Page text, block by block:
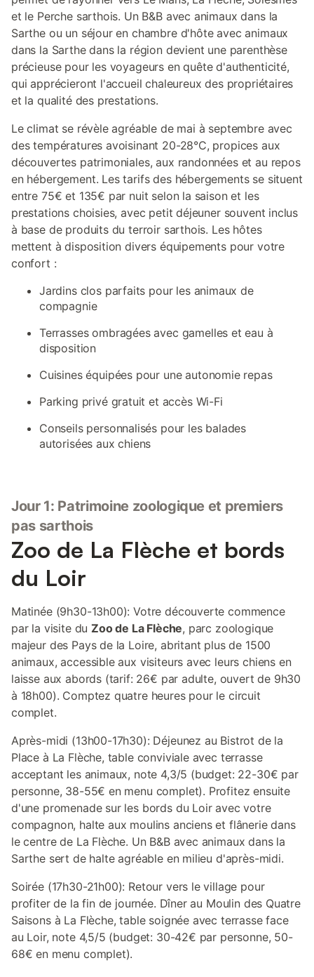
et le Perche sarthois. Un B&B avec animaux dans la
Sarthe ou un séjour en chambre d'hôte avec animaux
dans la Sarthe dans la région devient une parenthèse
précieuse pour les voyageurs en quête d'authenticité,
qui apprécieront l'accueil chaleureux des propriétaires
et la qualité des prestations.
Le climat se révèle agréable de mai à septembre avec
des températures avoisinant 20-28°C, propices aux
découvertes patrimoniales, aux randonnées et au repos
en hébergement. Les tarifs des hébergements se situent
entre 75€ et 135€ par nuit selon la saison et les
prestations choisies, avec petit déjeuner souvent inclus
à base de produits du terroir sarthois. Les hôtes
mettent à disposition divers équipements pour votre
confort :
Jardins clos parfaits pour les animaux de
compagnie
Terrasses ombragées avec gamelles et eau à
disposition
Cuisines équipées pour une autonomie repas
Parking privé gratuit et accès Wi-Fi
Conseils personnalisés pour les balades
autorisées aux chiens
Jour 1: Patrimoine zoologique et premiers
pas sarthois
Zoo de La Flèche et bords
du Loir
Matinée (9h30-13h00): Votre découverte commence
par la visite duZoo de La Flèche, parc zoologique
majeur des Pays de la Loire, abritant plus de 1500
animaux, accessible aux visiteurs avec leurs chiens en
laisse aux abords (tarif: 26€ par adulte, ouvert de 9h30
à 18h00). Comptez quatre heures pour le circuit
complet.
Après-midi (13h00-17h30): Déjeunez au Bistrot de la
Place à La Flèche, table conviviale avec terrasse
acceptant les animaux, note 4,3/5 (budget: 22-30€ par
personne, 38-55€ en menu complet). Profitez ensuite
d'une promenade sur les bords du Loir avec votre
compagnon, halte aux moulins anciens et flânerie dans
le centre de La Flèche. Un B&B avec animaux dans la
Sarthe sert de halte agréable en milieu d'après-midi.
Soirée (17h30-21h00): Retour vers le village pour
profiter de la fin de journée. Dîner au Moulin des Quatre
Saisons à La Flèche, table soignée avec terrasse face
au Loir, note 4,5/5 (budget: 30-42€ par personne, 50-
68€ en menu complet).